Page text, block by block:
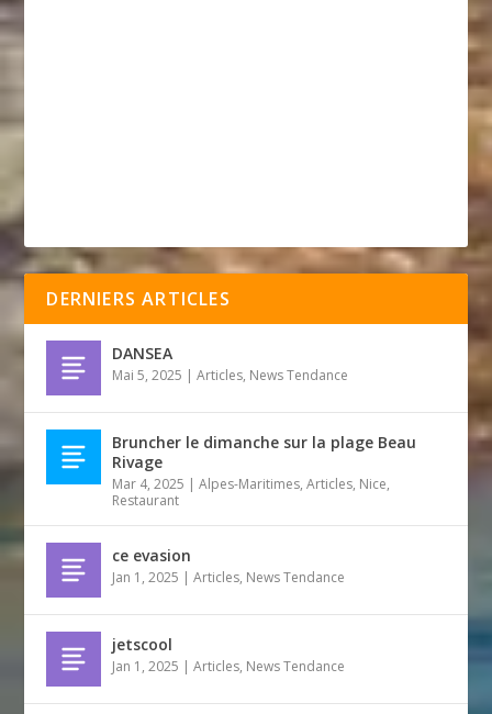
DERNIERS ARTICLES
DANSEA
Mai 5, 2025 |Articles, News Tendance
Bruncher le dimanche sur la plage Beau
Rivage
Mar 4, 2025 |Alpes-Maritimes,Articles, Nice,
Restaurant
ce evasion
Jan 1, 2025 |Articles, News Tendance
jetscool
Jan 1, 2025 |Articles, News Tendance